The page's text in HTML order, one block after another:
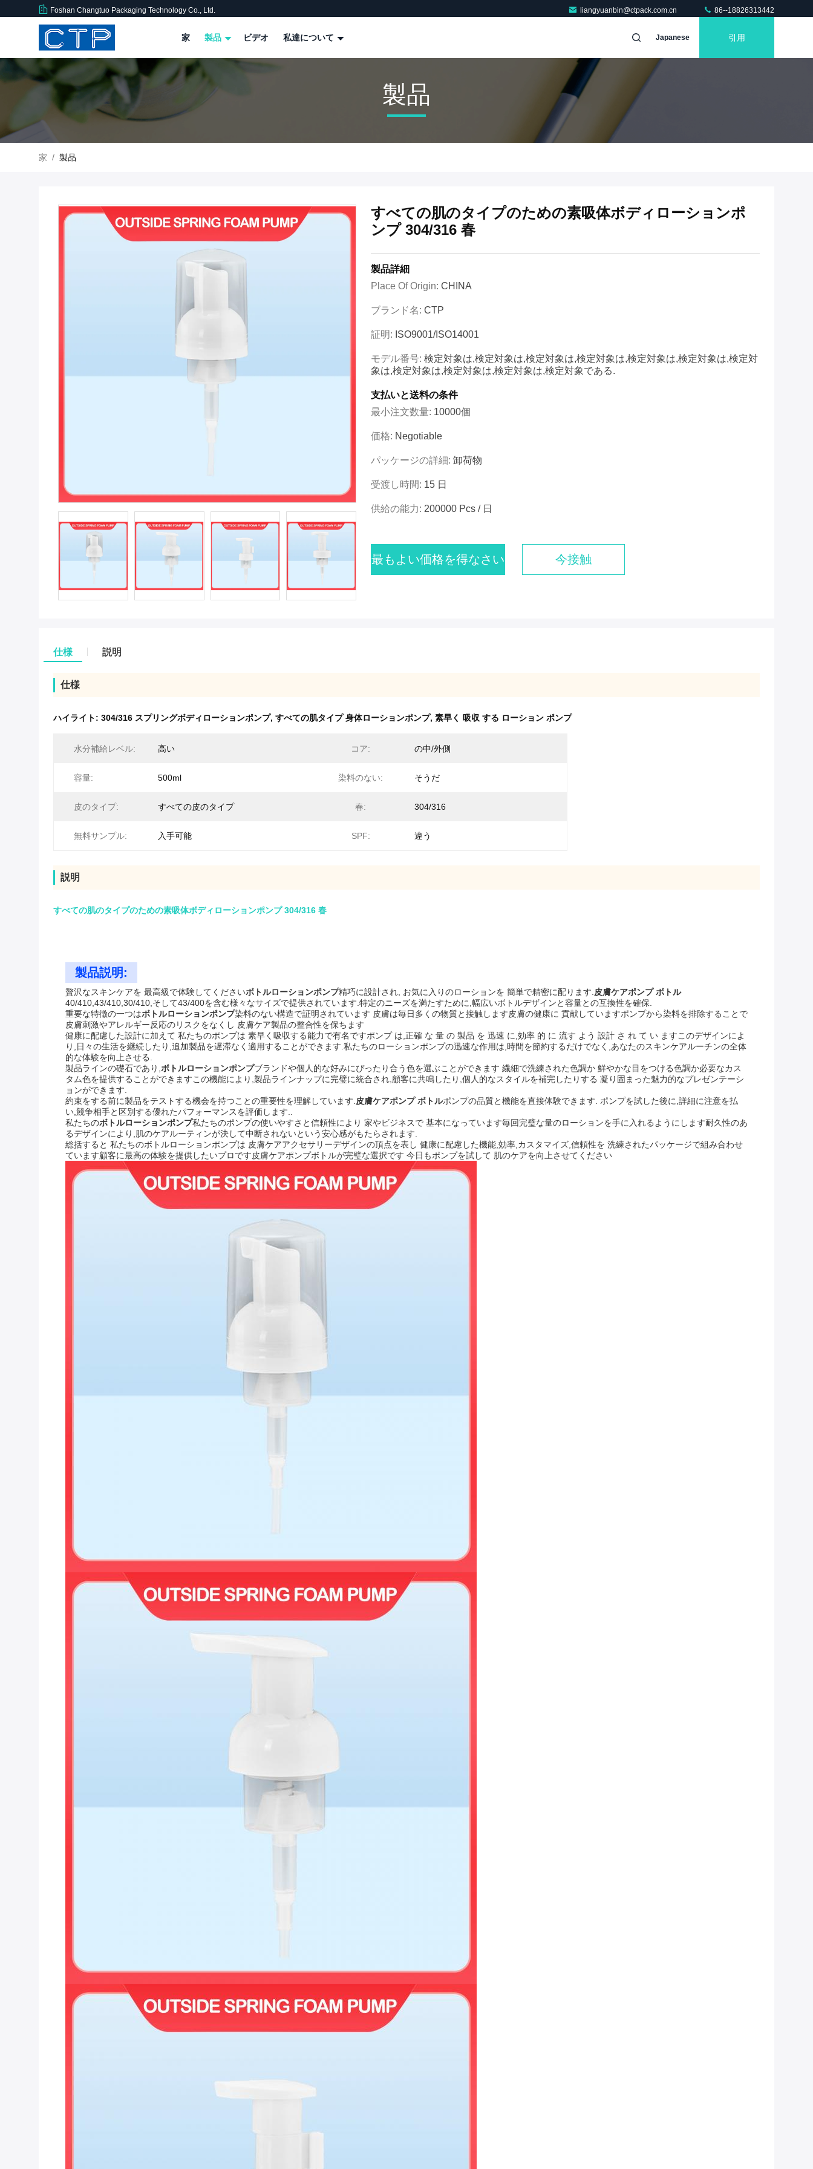
Foshan Changtuo Packaging Technology Co., Ltd. liangyuanbin@ctpack.com.cn 86--18826313442
家 製品 ビデオ 私達について Japanese 引用
製品
家 / 製品
すべての肌のタイプのための素吸体ボディローションポ
ンプ 304/316 春
製品詳細
Place Of Origin: CHINA
ブランド名: CTP
証明: ISO9001/ISO14001
モデル番号: 検定対象は,検定対象は,検定対象は,検定対象は,検定対象は,検定対象は,検定対
象は,検定対象は,検定対象は,検定対象は,検定対象である.
支払いと送料の条件
最小注文数量: 10000個
価格: Negotiable
パッケージの詳細: 卸荷物
受渡し時間: 15 日
供給の能力: 200000 Pcs / 日
最もよい価格を得なさい 今接触
仕様 説明
仕様
ハイライト: 304/316 スプリングボディローションポンプ, すべての肌タイプ 身体ローションポンプ, 素早く 吸収 する ローション ポンプ
水分補給レベル: 高い コア: の中/外側
容量: 500ml 染料のない: そうだ
皮のタイプ: すべての皮のタイプ 春: 304/316
無料サンプル: 入手可能 SPF: 違う
説明
すべての肌のタイプのための素吸体ボディローションポンプ 304/316 春
製品説明:
贅沢なスキンケアを 最高級で体験してくださいボトルローションポンプ精巧に設計され, お気に入りのローションを 簡単で精密に配ります. 皮膚ケアポンプ ボトル
40/410,43/410,30/410,そして43/400を含む様々なサイズで提供されています.特定のニーズを満たすために,幅広いボトルデザインと容量との互換性を確保.
重要な特徴の一つはボトルローションポンプ染料のない構造で証明されています 皮膚は毎日多くの物質と接触します皮膚の健康に 貢献していますポンプから染料を排除することで
皮膚刺激やアレルギー反応のリスクをなくし 皮膚ケア製品の整合性を保ちます
健康に配慮した設計に加えて 私たちのポンプは 素早く吸収する能力で有名ですポンプ は,正確 な 量 の 製品 を 迅速 に,効率 的 に 流す よう 設計 さ れ て い ますこのデザインによ
り,日々の生活を継続したり,追加製品を遅滞なく適用することができます.私たちのローションポンプの迅速な作用は,時間を節約するだけでなく,あなたのスキンケアルーチンの全体
的な体験を向上させる.
製品ラインの礎石であり, ボトルローションポンプブランドや個人的な好みにぴったり合う色を選ぶことができます 繊細で洗練された色調か 鮮やかな目をつける色調か必要なカス
タム色を提供することができますこの機能により,製品ラインナップに完璧に統合され,顧客に共鳴したり,個人的なスタイルを補完したりする 凝り固まった魅力的なプレゼンテーシ
ョンができます.
約束をする前に製品をテストする機会を持つことの重要性を理解しています. 皮膚ケアポンプ ボトルポンプの品質と機能を直接体験できます. ポンプを試した後に,詳細に注意を払
い,競争相手と区別する優れたパフォーマンスを評価します..
私たちのボトルローションポンプ私たちのポンプの使いやすさと信頼性により 家やビジネスで 基本になっています毎回完璧な量のローションを手に入れるようにします耐久性のあ
るデザインにより,肌のケアルーティンが決して中断されないという安心感がもたらされます.
総括すると 私たちのボトルローションポンプは 皮膚ケアアクセサリーデザインの頂点を表し 健康に配慮した機能,効率,カスタマイズ,信頼性を 洗練されたパッケージで組み合わせ
ています顧客に最高の体験を提供したいプロです皮膚ケアポンプボトルが完璧な選択です 今日もポンプを試して 肌のケアを向上させてください